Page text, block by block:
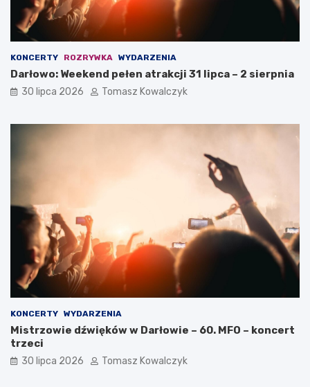
KONCERTY ROZRYWKA WYDARZENIA
Darłowo: Weekend pełen atrakcji 31 lipca – 2 sierpnia
30 lipca 2026 Tomasz Kowalczyk
KONCERTY WYDARZENIA
Mistrzowie dźwięków w Darłowie – 60. MFO – koncert
trzeci
30 lipca 2026 Tomasz Kowalczyk